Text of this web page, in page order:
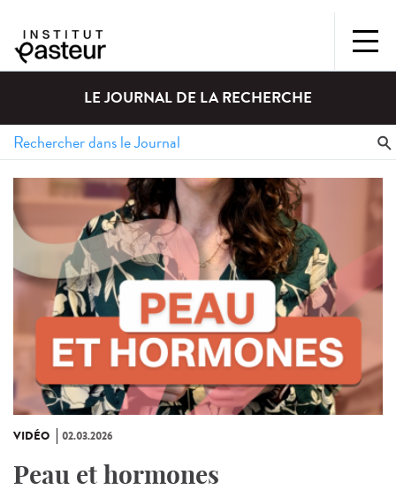
LE JOURNAL DE LA RECHERCHE
VIDÉO 02.03.2026
Peau et hormones